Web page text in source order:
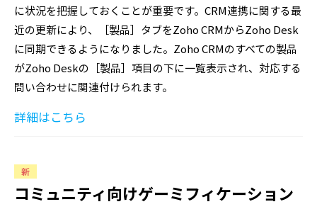
に状況を把握しておくことが重要です。CRM連携に関する最
近の更新により、［製品］タブをZoho CRMからZoho Desk
に同期できるようになりました。Zoho CRMのすべての製品
がZoho Deskの［製品］項目の下に一覧表示され、対応する
問い合わせに関連付けられます。
詳細はこちら
コミュニティ向けゲーミフィケーション
新